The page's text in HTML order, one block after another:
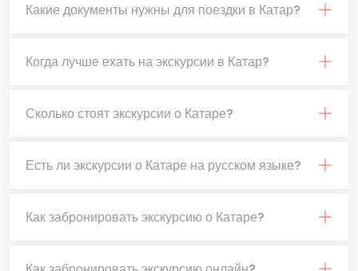
Какие документы нужны для поездки в Катар?
Когда лучше ехать на экскурсии в Катар?
Сколько стоят экскурсии о Катаре?
Есть ли экскурсии о Катаре на русском языке?
Как забронировать экскурсию о Катаре?